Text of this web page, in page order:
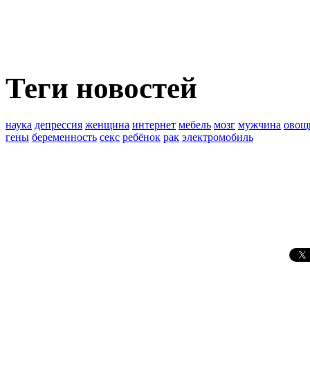
Теги новостей
наука депрессия женщина интернет мебель мозг мужчина
гены беременность секс ребёнок рак электромобиль